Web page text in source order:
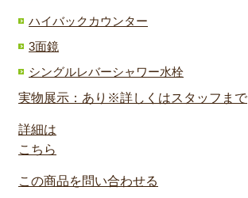
ハイバックカウンター
3面鏡
シングルレバーシャワー水栓
実物展示：あり※詳しくはスタッフまで
詳細は
こちら
この商品を問い合わせる